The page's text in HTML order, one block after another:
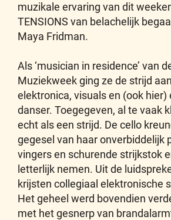
muzikale ervaring van dit
TENSIONS van belachelijk
Maya Fridman.
Als ‘musician in residence’ van
Muziekweek ging ze de strijd
elektronica, visuals en (ook hier)
danser. Toegegeven, al te vaak
echt als een strijd. De cello
gegesel van haar onverbiddelijk
vingers en schurende strijkstok
letterlijk nemen. Uit de
krijsten collegiaal elektronische
Het geheel werd bovendien
met het gesnerp van